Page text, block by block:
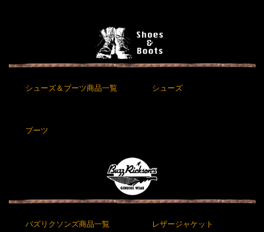
シューズ＆ブーツ商品一覧 シューズ
ブーツ
バズリクソンズ商品一覧 レザージャケット